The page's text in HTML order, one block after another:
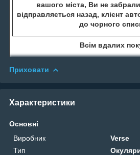
вашого міста, Ви не
відправляється назад, клієнт
до чорного
Всім вдалих
Приховати
Характеристики
Основні
Виробник
Verse
Тип